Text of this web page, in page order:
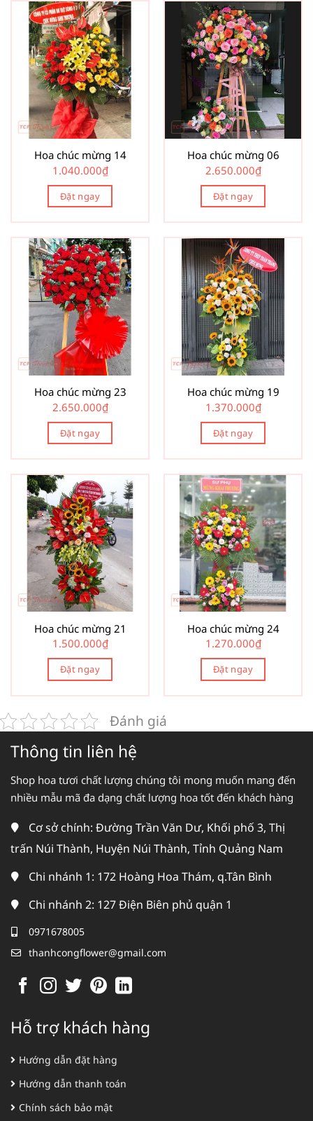
Hoa chúc mừng 14
1.040.000₫
Đặt ngay
Hoa chúc mừng 06
2.650.000₫
Đặt ngay
Hoa chúc mừng 23
2.650.000₫
Đặt ngay
Hoa chúc mừng 19
1.370.000₫
Đặt ngay
Hoa chúc mừng 21
1.500.000₫
Đặt ngay
Hoa chúc mừng 24
1.270.000₫
Đặt ngay
Đánh giá
Thông tin liên hệ
Shop hoa tươi chất lượng chúng tôi mong muốn mang đến
nhiều mẫu mã đa dạng chất lượng hoa tốt đến khách hàng
Cơ sở chính: Đường Trần Văn Dư, Khối phố 3, Thị
trấn Núi Thành, Huyện Núi Thành, Tỉnh Quảng Nam
Chi nhánh 1: 172 Hoàng Hoa Thám, q.Tân Bình
Chi nhánh 2: 127 Điện Biên phủ quận 1
0971678005
thanhcongflower@gmail.com
Hỗ trợ khách hàng
Hướng dẫn đặt hàng
Hướng dẫn thanh toán
Chính sách bảo mật